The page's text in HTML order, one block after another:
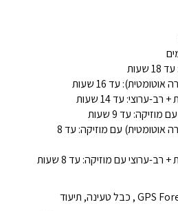
מצב GNSS SatIQ (בחירה אוטומטית) עם מוזיקה: עד 8